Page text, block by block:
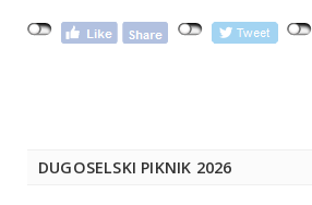
DUGOSELSKI PIKNIK 2026